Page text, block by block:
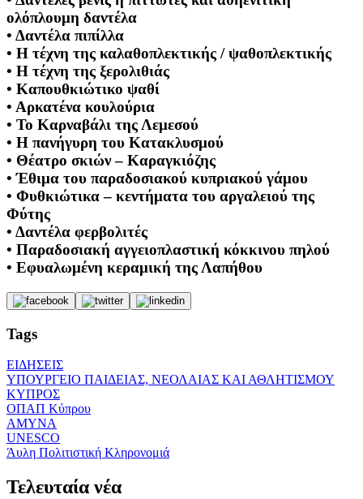
ολόπλουμη δαντέλα
• Δαντέλα πιπίλλα
• Η τέχνη της καλαθοπλεκτικής / ψαθοπλεκτικής
• Η τέχνη της ξερολιθιάς
• Καπουθκιώτικο ψαθί
• Αρκατένα κουλούρια
• Το Καρναβάλι της Λεμεσού
• Η πανήγυρη του Κατακλυσμού
• Θέατρο σκιών – Καραγκιόζης
• Έθιμα του παραδοσιακού κυπριακού γάμου
• Φυθκιώτικα – κεντήματα του αργαλειού της
Φύτης
• Δαντέλα φερβολιτές
• Παραδοσιακή αγγειοπλαστική κόκκινου πηλού
• Εφυαλωμένη κεραμική της Λαπήθου
Tags
ΕΙΔΗΣΕΙΣ
ΥΠΟΥΡΓΕΙΟ ΠΑΙΔΕΙΑΣ, ΝΕΟΛΑΙΑΣ ΚΑΙ ΑΘΛΗΤΙΣΜΟΥ
ΚΥΠΡΟΣ
ΟΠΑΠ Κύπρου
ΑΜΥΝΑ
UNESCO
Άυλη Πολιτιστική Κληρονομιά
Τελευταία νέα